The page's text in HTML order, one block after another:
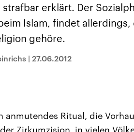
– seit der
Islamische
Staat im Nahen
Eine Feindschaft
„Moment mal“
Behauptungen auf
stimmt? Was kann
werden – und was ist
erklärt. Der
Islam, findet allerdings,
gehöre.
| 27.06.2012
anmutendes Ritual, die
Zirkumzision, in vielen